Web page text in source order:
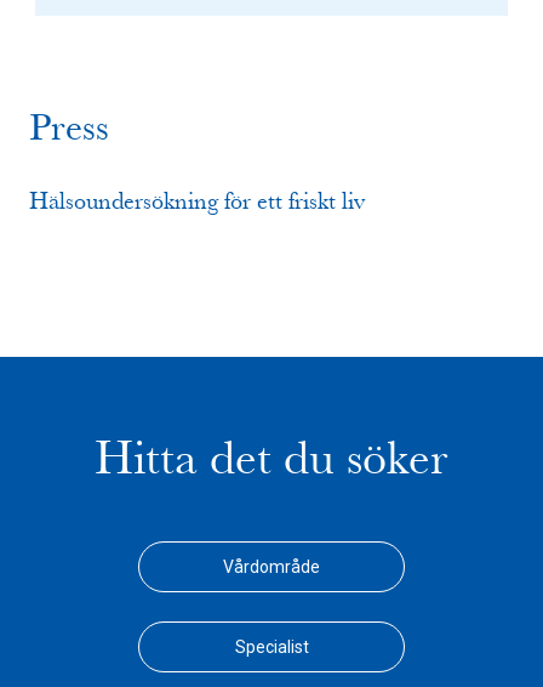
Press
Hälsoundersökning för ett friskt liv
Hitta det du söker
Vårdområde
Specialist